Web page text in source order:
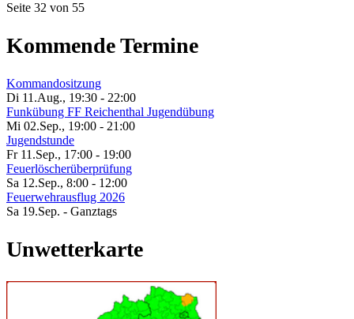
Seite 32 von 55
Kommende Termine
Kommandositzung
Di 11.Aug., 19:30 - 22:00
Funkübung FF Reichenthal Jugendübung
Mi 02.Sep., 19:00 - 21:00
Jugendstunde
Fr 11.Sep., 17:00 - 19:00
Feuerlöscherüberprüfung
Sa 12.Sep., 8:00 - 12:00
Feuerwehrausflug 2026
Sa 19.Sep. - Ganztags
Unwetterkarte